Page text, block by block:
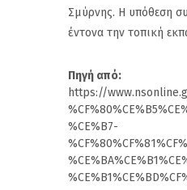
Σμύρνης. Η υπόθεση
έντονα την τοπική
Πηγή από:
https://
%CE%B7-